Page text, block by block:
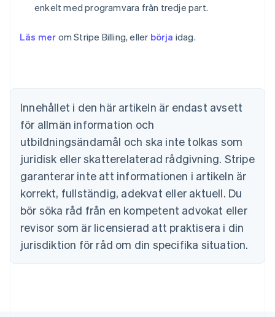
enkelt med programvara från tredje part.
Läs mer om Stripe Billing, eller börja idag.
Innehållet i den här artikeln är endast avsett
för allmän information och
utbildningsändamål och ska inte tolkas som
juridisk eller skatterelaterad rådgivning. Stripe
garanterar inte att informationen i artikeln är
korrekt, fullständig, adekvat eller aktuell. Du
bör söka råd från en kompetent advokat eller
revisor som är licensierad att praktisera i din
jurisdiktion för råd om din specifika situation.
Brasilien
Bulgarien
English
Cypern
English
Danmark
English
English
Fastlandskina
简体中文 English
Finland
EnglishSvenska